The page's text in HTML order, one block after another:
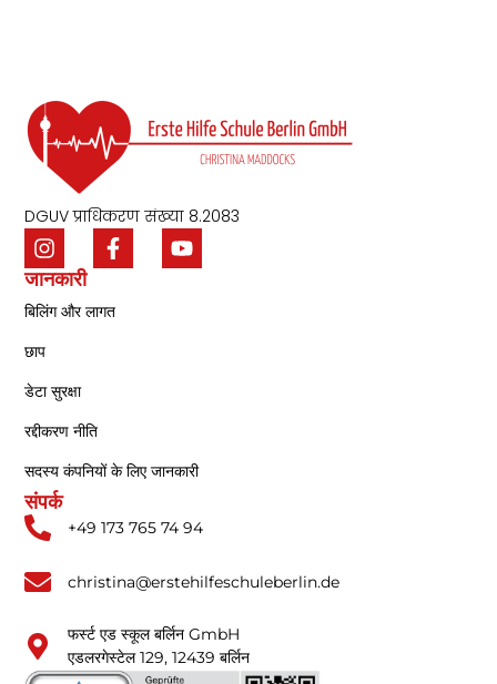
DGUV प्राधिकरण संख्या 8.2083
संपर्क
+49 173 765 74 94
christina@erstehilfeschuleberlin.de
फर्स्ट एड स्कूल बर्लिन GmbH
एडलरगेस्टेल 129, 12439 बर्लिन
जानकारी
बिलिंग और लागत
छाप
डेटा सुरक्षा
रद्दीकरण नीति
सदस्य कंपनियों के लिए जानकारी